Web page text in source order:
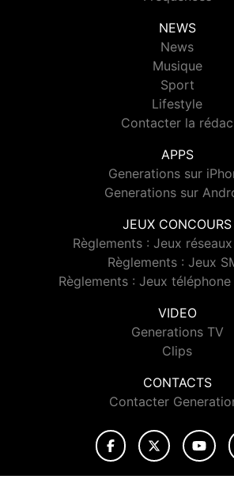
NEWS
News
Musique
Sport
Lifestyle
Contacter la rédac
APPS
Generations sur
Generations sur
JEUX CONCOURS
Règlements : Jeux
Règlements : Jeux
Règlements : Jeux
VIDEO
Generations TV
Clips
CONTACTS
Contacter